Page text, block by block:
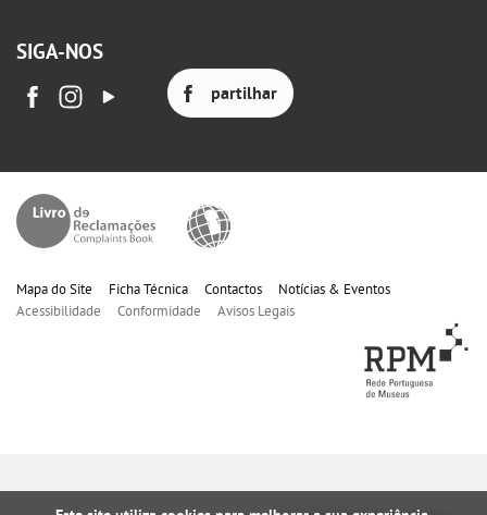
SIGA-NOS
partilhar
Mapa do Site Ficha Técnica Contactos
Notícias & Eventos
Acessibilidade
Conformidade Avisos Legais